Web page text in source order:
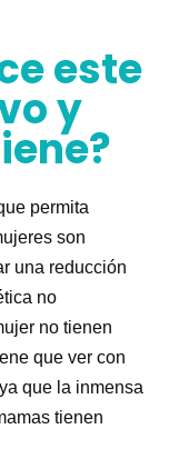
este
y
permita
son
una reducción
no
no tienen
que ver con
que la inmensa
tienen